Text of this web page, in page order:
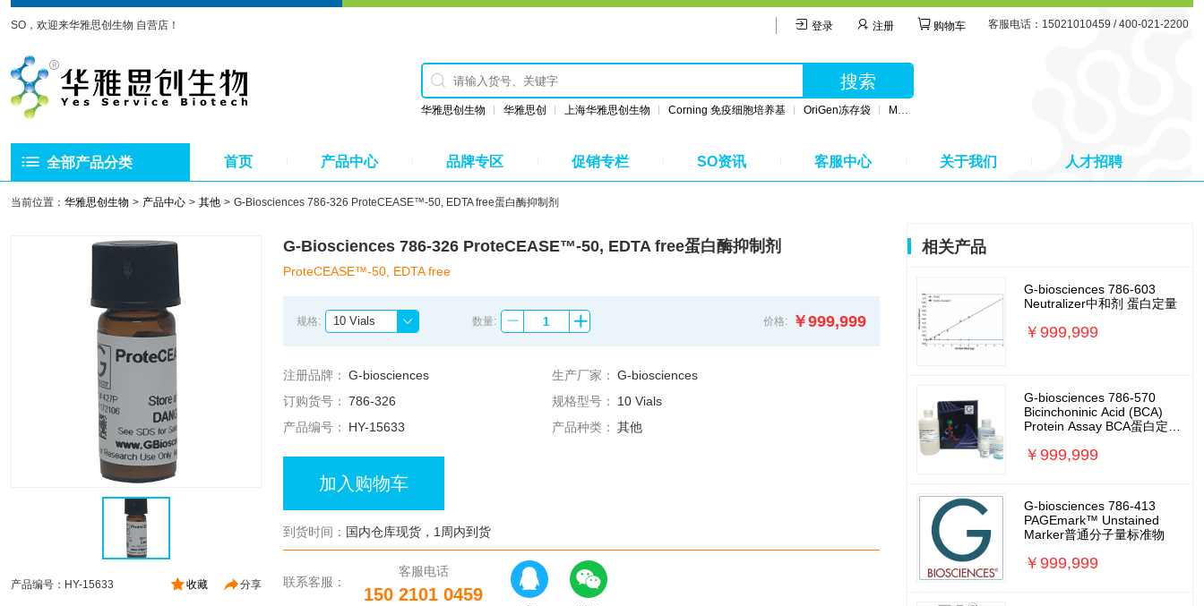
SO，欢迎来华雅思创生物 自营店！ 登录 注册 购物车 客服电话：15021010459 / 400-021-2200
搜索
华雅思创生物 华雅思创 上海华雅思创生物 Corning 免疫细胞培养基 OriGen冻存袋 MSC无血清培养基
全部产品分类 首页 产品中心 品牌专区 促销专栏 SO资讯 客服中心 关于我们 人才招聘
当前位置： 华雅思创生物 产品中心 其他 G-Biosciences 786-326 ProteCEASE™-50, EDTA free蛋白酶抑制剂
分享
收藏
产品编号：HY-15633
G-Biosciences 786-326 ProteCEASE™-50, EDTA free蛋白酶抑制剂
ProteCEASE™-50, EDTA free
规格: 10 Vials 数量: 价格: ￥999,999
注册品牌： G-biosciences 生产厂家： G-biosciences
订购货号： 786-326 规格型号：
10 Vials
产品编号：
HY-15633 产品种类： 其他
加入购物车
到货时间： 国内仓库现货，1周内到货
联系客服：
客服电话
150 2101 0459
相关产品
G-biosciences 786-603
Neutralizer中和剂 蛋白定量
￥999,999
G-biosciences 786-570
Bicinchoninic Acid (BCA)
Protein Assay BCA蛋白定量
￥999,999
G-biosciences 786-413
PAGEmark™ Unstained
Marker普通分子量标准物
￥999,999